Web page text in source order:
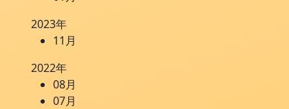
2023年
11月
2022年
08月
07月